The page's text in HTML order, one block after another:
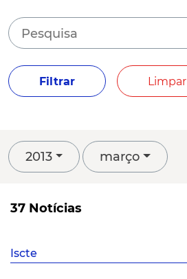
Filtrar Limpar
2013 março
37 Notícias
Iscte